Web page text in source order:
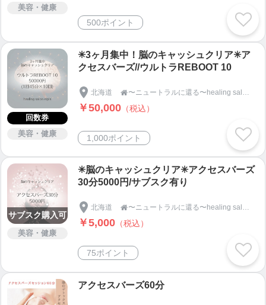
美容・健康
500ポイント
回数券
美容・健康
✳3ヶ月集中！脳のキャッシュクリア✳ア
クセスバーズ//ウルトラREBOOT 10
北海道 
￥50,000 （税込）
1,000ポイント
サブスク購入可
美容・健康
✳脳のキャッシュクリア✳アクセスバーズ
30分5000円/サブスク有り
北海道  〜ニュートラルに還る〜healing salon elpis(エルピス)/札幌駅
￥5,000 （税込）
75ポイント
アクセスバーズ60分